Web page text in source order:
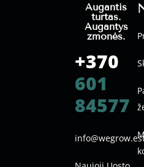
Augantis
turtas.
Augantys
žmonės.
+370
601
84577